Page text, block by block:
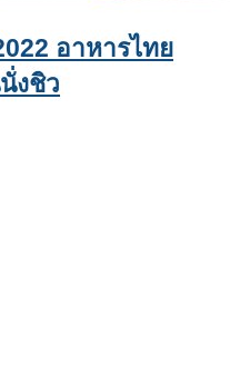
อาหารไทย
งชิว